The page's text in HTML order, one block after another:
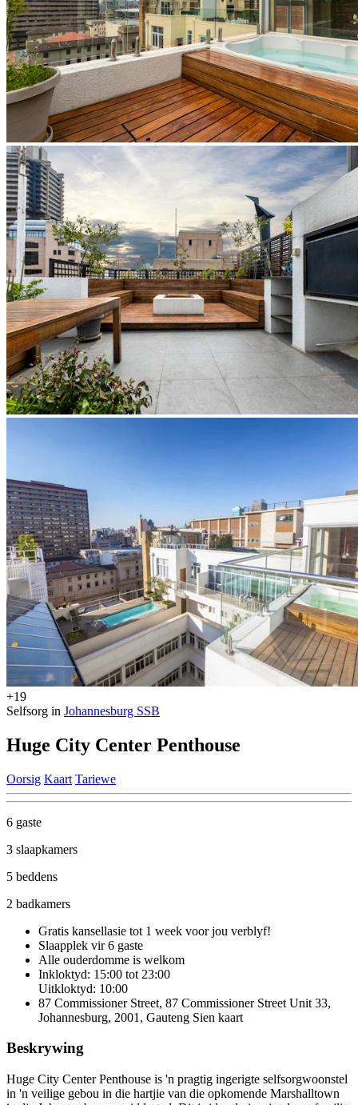
+19
Selfsorg in Johannesburg SSB
Huge City Center Penthouse
Oorsig Kaart Tariewe
6 gaste
3 slaapkamers
5 beddens
2 badkamers
Gratis kansellasie tot 1 week voor jou verblyf!
Slaapplek vir 6 gaste
Alle ouderdomme is welkom
Inkloktyd: 15:00 tot 23:00
Uitkloktyd: 10:00
87 Commissioner Street, 87 Commissioner Street Unit 33,
Johannesburg, 2001, Gauteng Sien kaart
Beskrywing
Huge City Center Penthouse is 'n pragtig ingerigte selfsorgwoonstel
in 'n veilige gebou in die hartjie van die opkomende Marshalltown